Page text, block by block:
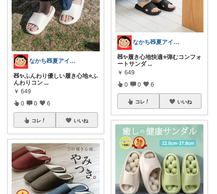
なかち🧸夏アイテム＆便利グッズ✨
🧸✨ふんわり優しい履き心地⭐️ふ
んわりコン ...
￥ 649
0 0 6
コレ いいね
なかち🧸夏アイテム＆便利グッズ✨
🧸✨履き心地快適⭐️弾むコンフォ
ートサンダ ...
￥ 649
0 0 6
コレ いいね